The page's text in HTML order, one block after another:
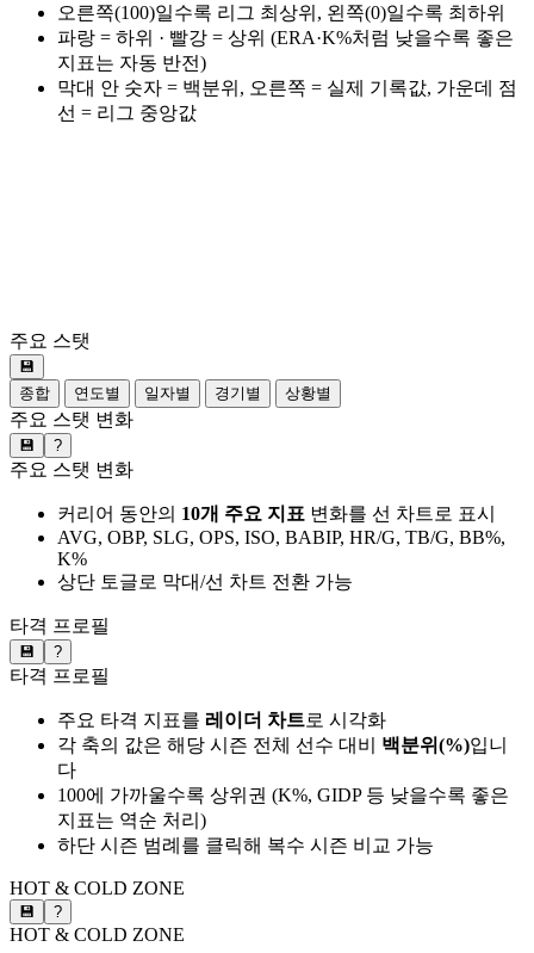
오른쪽(100)일수록 리그 최상위, 왼쪽(0)일수록 최하위
파랑 = 하위 · 빨강 = 상위 (ERA·K%처럼 낮을수록 좋은
지표는 자동 반전)
막대 안 숫자 = 백분위, 오른쪽 = 실제 기록값, 가운데 점
선 = 리그 중앙값
주요 스탯
💾
종합
연도별 일자별 경기별 상황별
주요 스탯 변화
💾 ?
주요 스탯 변화
커리어 동안의 10개 주요 지표 변화를 선 차트로 표시
AVG, OBP, SLG, OPS, ISO, BABIP, HR/G, TB/G, BB%,
K%
상단 토글로 막대/선 차트 전환 가능
타격 프로필
💾 ?
타격 프로필
주요 타격 지표를 레이더 차트로 시각화
각 축의 값은 해당 시즌 전체 선수 대비 백분위(%)입니
다
100에 가까울수록 상위권 (K%, GIDP 등 낮을수록 좋은
지표는 역순 처리)
하단 시즌 범례를 클릭해 복수 시즌 비교 가능
HOT & COLD ZONE
💾 ?
HOT & COLD ZONE